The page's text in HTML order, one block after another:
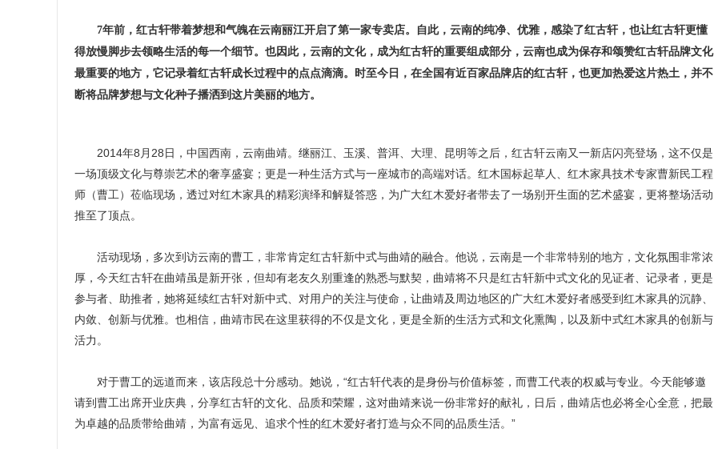
7年前，红古轩带着梦想和气魄在云南丽江开启了第一家专卖店。自此，云南的纯净、优雅，感染了红古轩，也让红古轩更懂
得放慢脚步去领略生活的每一个细节。也因此，云南的文化，成为红古轩的重要组成部分，云南也成为保存和颂赞红古轩品牌文化
最重要的地方，它记录着红古轩成长过程中的点点滴滴。时至今日，在全国有近百家品牌店的红古轩，也更加热爱这片热土，并不
断将品牌梦想与文化种子播洒到这片美丽的地方。
2014年8月28日，中国西南，云南曲靖。继丽江、玉溪、普洱、大理、昆明等之后，红古轩云南又一新店闪亮登场，这不仅是
一场顶级文化与尊崇艺术的奢享盛宴；更是一种生活方式与一座城市的高端对话。红木国标起草人、红木家具技术专家曹新民工程
师（曹工）莅临现场，透过对红木家具的精彩演绎和解疑答惑，为广大红木爱好者带去了一场别开生面的艺术盛宴，更将整场活动
推至了顶点。
活动现场，多次到访云南的曹工，非常肯定红古轩新中式与曲靖的融合。他说，云南是一个非常特别的地方，文化氛围非常浓
厚，今天红古轩在曲靖虽是新开张，但却有老友久别重逢的熟悉与默契，曲靖将不只是红古轩新中式文化的见证者、记录者，更是
参与者、助推者，她将延续红古轩对新中式、对用户的关注与使命，让曲靖及周边地区的广大红木爱好者感受到红木家具的沉静、
内敛、创新与优雅。也相信，曲靖市民在这里获得的不仅是文化，更是全新的生活方式和文化熏陶，以及新中式红木家具的创新与
活力。
对于曹工的远道而来，该店段总十分感动。她说，“红古轩代表的是身份与价值标签，而曹工代表的权威与专业。今天能够邀
请到曹工出席开业庆典，分享红古轩的文化、品质和荣耀，这对曲靖来说一份非常好的献礼，日后，曲靖店也必将全心全意，把最
为卓越的品质带给曲靖，为富有远见、追求个性的红木爱好者打造与众不同的品质生活。”